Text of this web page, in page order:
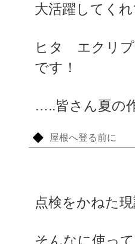
大活躍してく
ヒタ エクリプ
です！
…..皆さん夏の
屋根へ登る前に
点検をかねた
そんなに使っ